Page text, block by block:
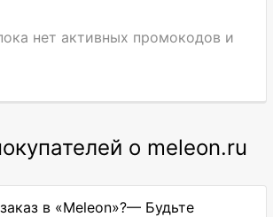
нет активных промокодов и
о meleon.ru
в «Meleon»?— Будьте